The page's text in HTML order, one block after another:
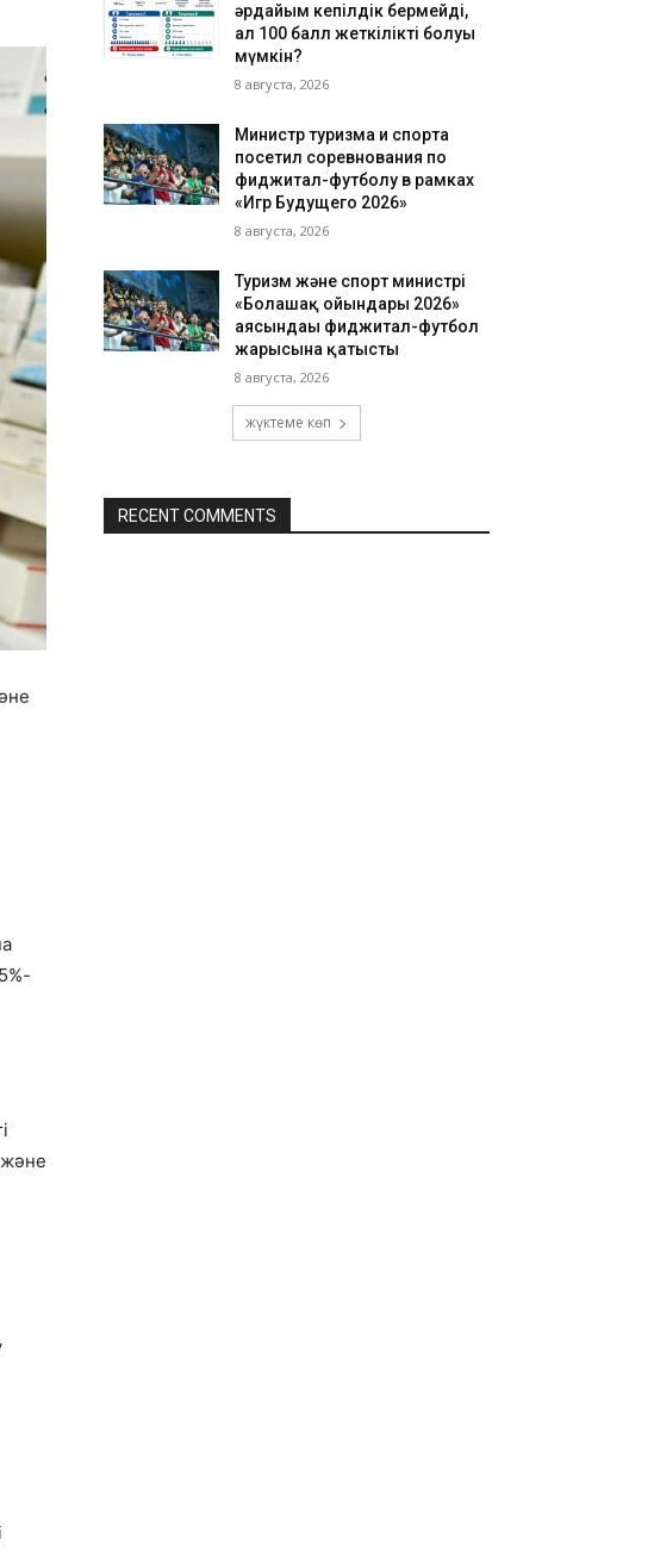
және
әрдайым кепілдік бермейді,
ал 100 балл жеткілікті болуы
мүмкін?
8 августа, 2026
Министр туризма и спорта
посетил соревнования по
фиджитал-футболу в рамках
«Игр Будущего 2026»
8 августа, 2026
Туризм және спорт министрі
«Болашақ ойындары 2026»
аясындағы фиджитал-футбол
жарысына қатысты
8 августа, 2026
жүктеме көп
RECENT COMMENTS